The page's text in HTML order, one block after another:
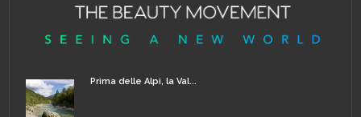
Prima delle Alpi, la Val...